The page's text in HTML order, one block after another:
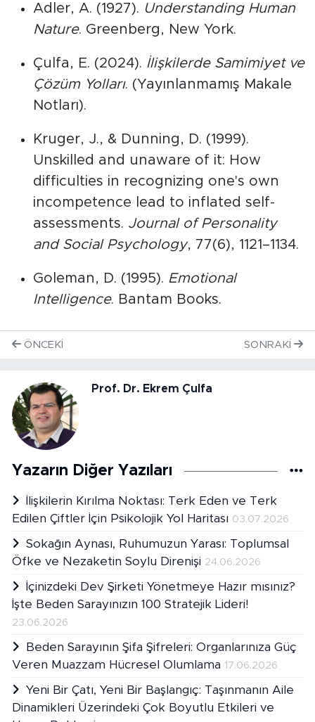
Adler, A. (1927). Understanding Human
Nature. Greenberg, New York.
Çulfa, E. (2024). İlişkilerde Samimiyet ve
Çözüm Yolları. (Yayınlanmamış Makale
Notları).
Kruger, J., & Dunning, D. (1999).
Unskilled and unaware of it: How
difficulties in recognizing one's own
incompetence lead to inflated self-
assessments. Journal of Personality
and Social Psychology, 77(6), 1121–1134.
Goleman, D. (1995). Emotional
Intelligence. Bantam Books.
ÖNCEKI SONRAKI
Prof. Dr. Ekrem Çulfa
Yazarın Diğer Yazıları
İlişkilerin Kırılma Noktası: Terk Eden ve Terk
Edilen Çiftler İçin Psikolojik Yol Haritası 03.07.2026
Sokağın Aynası, Ruhumuzun Yarası: Toplumsal
Öfke ve Nezaketin Soylu Direnişi 24.06.2026
İçinizdeki Dev Şirketi Yönetmeye Hazır mısınız?
İşte Beden Sarayınızın 100 Stratejik Lideri!
23.06.2026
Beden Sarayının Şifa Şifreleri: Organlarınıza Güç
Veren Muazzam Hücresel Olumlama 17.06.2026
Yeni Bir Çatı, Yeni Bir Başlangıç: Taşınmanın Aile
Dinamikleri Üzerindeki Çok Boyutlu Etkileri ve